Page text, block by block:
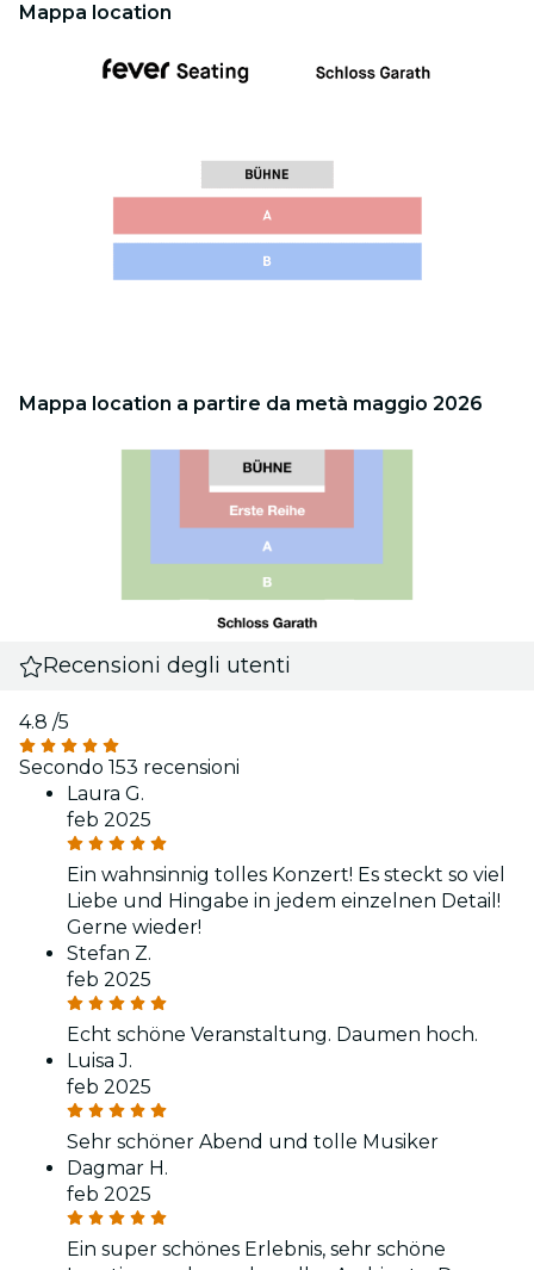
Mappa location
Mappa location a partire da metà maggio 2026
Recensioni degli utenti
4.8 /5
Secondo 153 recensioni
Laura G.
feb 2025
Ein wahnsinnig tolles Konzert! Es steckt so viel
Liebe und Hingabe in jedem einzelnen Detail!
Gerne wieder!
Stefan Z.
feb 2025
Echt schöne Veranstaltung. Daumen hoch.
Luisa J.
feb 2025
Sehr schöner Abend und tolle Musiker
Dagmar H.
feb 2025
Ein super schönes Erlebnis, sehr schöne